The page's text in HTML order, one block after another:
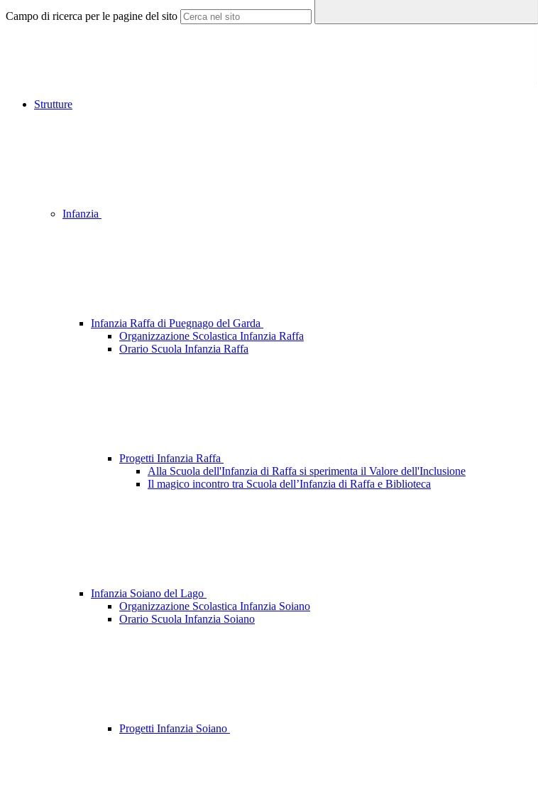
Campo di ricerca per le pagine del sito
Strutture
Infanzia
Infanzia Raffa di Puegnago del Garda
Organizzazione Scolastica Infanzia Raffa
Orario Scuola Infanzia Raffa
Progetti Infanzia Raffa
Alla Scuola dell'Infanzia di Raffa si sperimenta il Valore dell'Inclusione
Il magico incontro tra Scuola dell’Infanzia di Raffa e Biblioteca
Infanzia Soiano del Lago
Organizzazione Scolastica Infanzia Soiano
Orario Scuola Infanzia Soiano
Progetti Infanzia Soiano